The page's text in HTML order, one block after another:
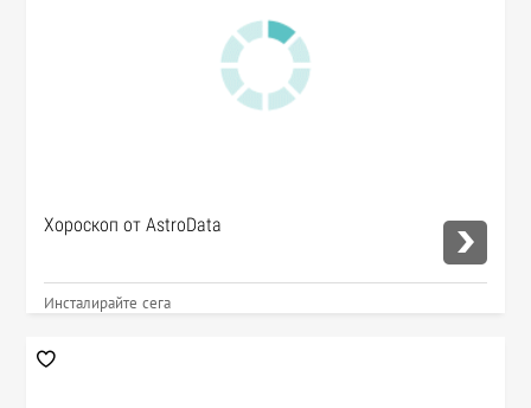
Хороскоп от AstroData
Инсталирайте сега